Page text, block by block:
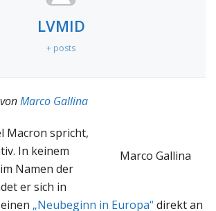
LVMID
+ posts
vonMarco Gallina
Marco Gallina
Macron spricht,
In keinem
Namen der
er sich in
„Neubeginn in Europa“direkt an